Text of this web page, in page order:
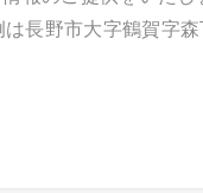
長野市大字鶴賀字